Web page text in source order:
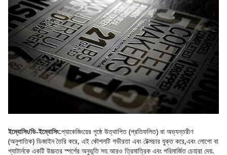
ইম্বোসিং/ডি-ইম্বোসিং:প্যাকেজিংয়ের পৃষ্ঠে উত্থাপিত (প্রতিফলিত) বা অভ্যন্তরীণ
(অনুপাতিক) ডিজাইন তৈরি করে, এই কৌশলটি গভীরতা এবং টেক্সচার যুক্ত করে,এবং লোগো বা
প্যাটার্নকে একটি উচ্চতর স্পর্শের অনুভূতি সহ আরও ত্রিমাত্রিক এবং পরিমার্জিত চেহারা দেয়.